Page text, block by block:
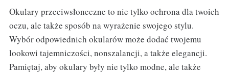
Okulary przeciwsłoneczne to nie tylko ochrona dla twoich
oczu, ale także sposób na wyrażenie swojego stylu.
Wybór odpowiednich okularów może dodać twojemu
lookowi tajemniczości, nonszalancji, a także elegancji.
Pamiętaj, aby okulary były nie tylko modne, ale także